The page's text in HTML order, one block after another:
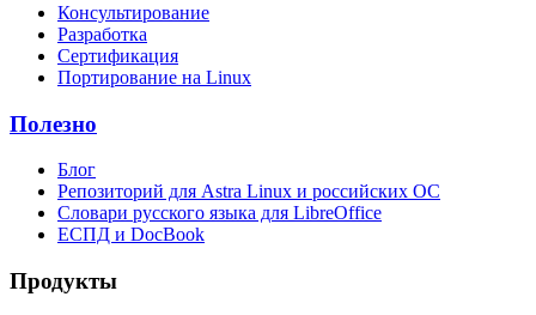
Консультирование
Разработка
Сертификация
Портирование на Linux
Полезно
Блог
Репозиторий для Astra Linux и российских ОС
Словари русского языка для LibreOffice
ЕСПД и DocBook
Продукты